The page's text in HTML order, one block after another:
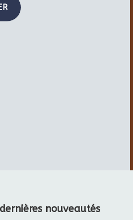
nouveautés